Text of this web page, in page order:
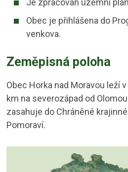
Je zpracován územní
Obec je přihlášena do
venkova.
Zeměpisná poloha
Obec Horka nad Moravou leží
km na severozápad od
zasahuje do Chráněné
Pomoraví.